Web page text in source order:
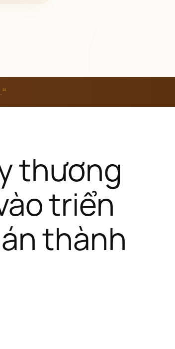
“
thương
triển
thành